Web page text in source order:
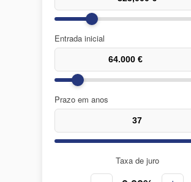
Entrada inicial
Prazo em anos
Taxa de juro